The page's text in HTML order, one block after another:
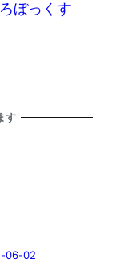
ぼっくす
す
06-02